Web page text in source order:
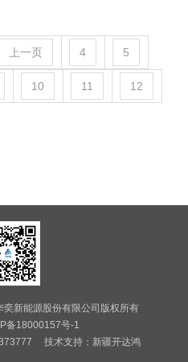
上一页 4 5
10 11 12
新能源股份有限公司版权所有
备18000157号-1
技术支持： 新疆开达鸿